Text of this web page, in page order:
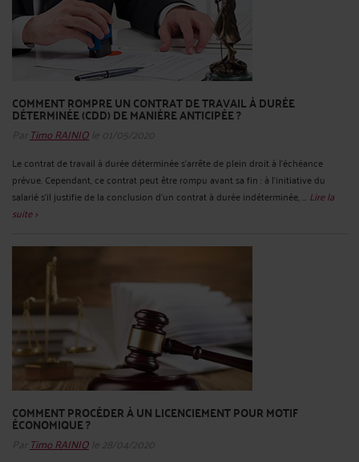
COMMENT ROMPRE UN CONTRAT DE TRAVAIL À DURÉE
DÉTERMINÉE (CDD) DE MANIÈRE ANTICIPÉE ?
Par Timo RAINIO le 01/05/2020
Le contrat de travail à durée déterminée s’arrête de plein droit à l'échéance
prévue. Cependant, ce contrat peut être rompu avant sa fin : à l'initiative du
salarié s'il justifie de la conclusion d'un contrat à durée indéterminée, ... Lire la
suite >
COMMENT PROCÉDER À UN LICENCIEMENT POUR MOTIF
ÉCONOMIQUE ?
Par Timo RAINIO le 28/04/2020